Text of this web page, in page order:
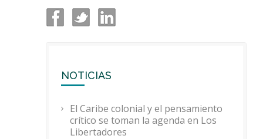
NOTICIAS
El Caribe colonial y el pensamiento
crítico se toman la agenda en Los
Libertadores